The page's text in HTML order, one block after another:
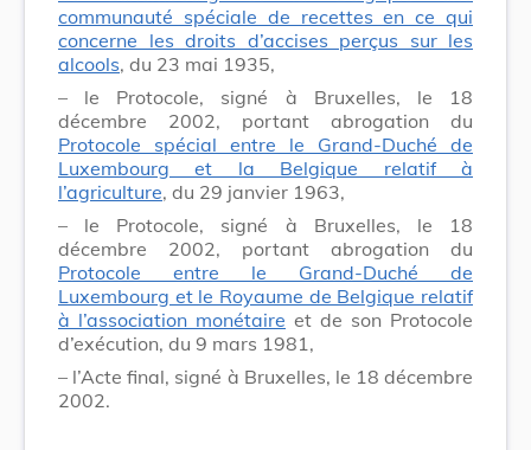
communauté spéciale de recettes en ce qui
concerne les droits d’accises perçus sur les
alcools, du 23 mai 1935,
– le Protocole, signé à Bruxelles, le 18
décembre 2002, portant abrogation du
Protocole spécial entre le Grand-Duché de
Luxembourg et la Belgique relatif à
l’agriculture, du 29 janvier 1963,
– le Protocole, signé à Bruxelles, le 18
décembre 2002, portant abrogation du
Protocole entre le Grand-Duché de
Luxembourg et le Royaume de Belgique relatif
à l’association monétaire et de son Protocole
d’exécution, du 9 mars 1981,
– l’Acte final, signé à Bruxelles, le 18 décembre
2002.